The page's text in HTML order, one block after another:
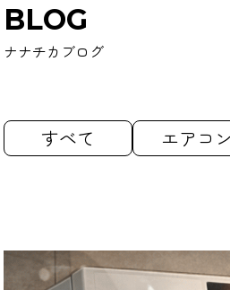
BLOG
ナナチカブログ
すべて エアコン